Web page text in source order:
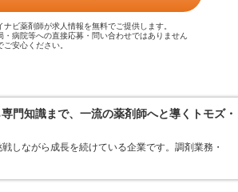
ナビ薬剤師が求人情報を無料でご提供します。
・病院等への直接応募・問い合わせではありません
ご安心ください。
門知識まで、一流の薬剤師へと導くトモズ・
しながら成長を続けている企業です。調剤業務・